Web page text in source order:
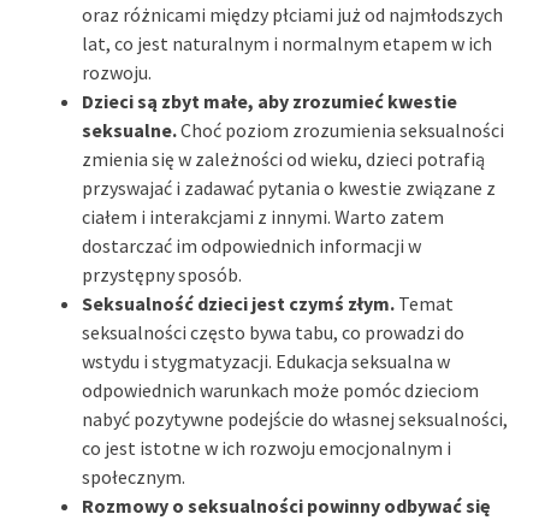
oraz różnicami między płciami już od najmłodszych
lat, co jest naturalnym i normalnym etapem w ich
rozwoju.
Dzieci są zbyt małe, aby zrozumieć kwestie
seksualne.Choć poziom zrozumienia seksualności
zmienia się w zależności od wieku, dzieci potrafią
przyswajać i zadawać pytania o kwestie związane z
ciałem i interakcjami z innymi. Warto zatem
dostarczać im odpowiednich informacji w
przystępny sposób.
Seksualność dzieci jest czymś złym. Temat
seksualności często bywa tabu, co prowadzi do
wstydu i stygmatyzacji. Edukacja seksualna w
odpowiednich warunkach może pomóc dzieciom
nabyć pozytywne podejście do własnej seksualności,
co jest istotne w ich rozwoju emocjonalnym i
społecznym.
Rozmowy o seksualności powinny odbywać się